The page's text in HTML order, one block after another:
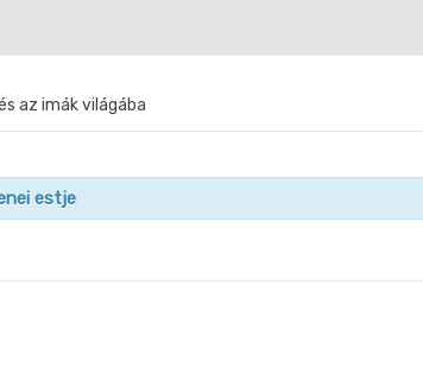
az imák világába
estje